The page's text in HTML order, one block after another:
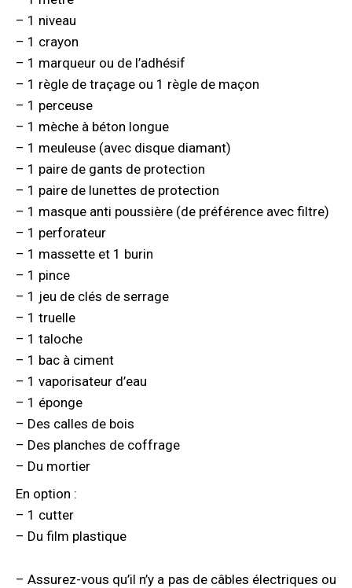
– 1 niveau
– 1 crayon
– 1 marqueur ou de l’adhésif
– 1 règle de traçage ou 1 règle de maçon
– 1 perceuse
– 1 mèche à béton longue
– 1 meuleuse (avec disque diamant)
– 1 paire de gants de protection
– 1 paire de lunettes de protection
– 1 masque anti poussière (de préférence avec filtre)
– 1 perforateur
– 1 massette et 1 burin
– 1 pince
– 1 jeu de clés de serrage
– 1 truelle
– 1 taloche
– 1 bac à ciment
– 1 vaporisateur d’eau
– 1 éponge
– Des calles de bois
– Des planches de coffrage
– Du mortier
En option :
– 1 cutter
– Du film plastique
– Assurez-vous qu’il n’y a pas de câbles électriques ou